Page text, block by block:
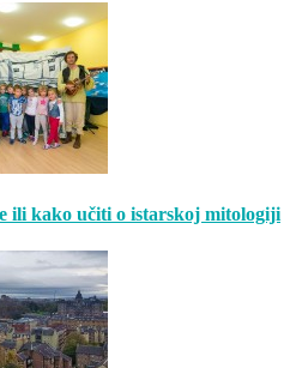
ili kako učiti o istarskoj mitologiji